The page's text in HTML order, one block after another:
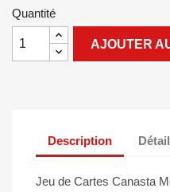
Quantité
AJOUTER
Description
Jeu de Cartes Canasta